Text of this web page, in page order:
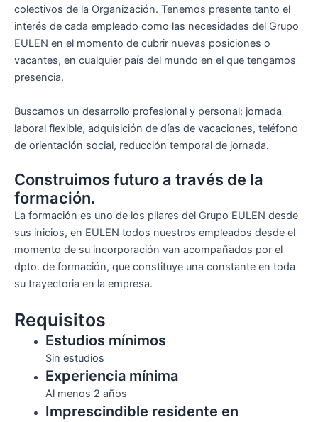
colectivos de la Organización. Tenemos presente tanto el
interés de cada empleado como las necesidades del Grupo
EULEN en el momento de cubrir nuevas posiciones o
vacantes, en cualquier país del mundo en el que tengamos
presencia.
Buscamos un desarrollo profesional y personal: jornada
laboral flexible, adquisición de días de vacaciones, teléfono
de orientación social, reducción temporal de jornada.
Construimos futuro a través de la
formación.
La formación es uno de los pilares del Grupo EULEN desde
sus inicios, en EULEN todos nuestros empleados desde el
momento de su incorporación van acompañados por el
dpto. de formación, que constituye una constante en toda
su trayectoria en la empresa.
Requisitos
Estudios mínimos
Sin estudios
Experiencia mínima
Al menos 2 años
Imprescindible residente en